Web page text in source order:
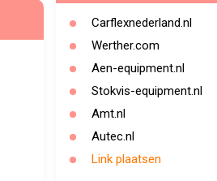
Carflexnederland.nl
Werther.com
Aen-equipment.nl
Stokvis-equipment.nl
Amt.nl
Autec.nl
Link plaatsen